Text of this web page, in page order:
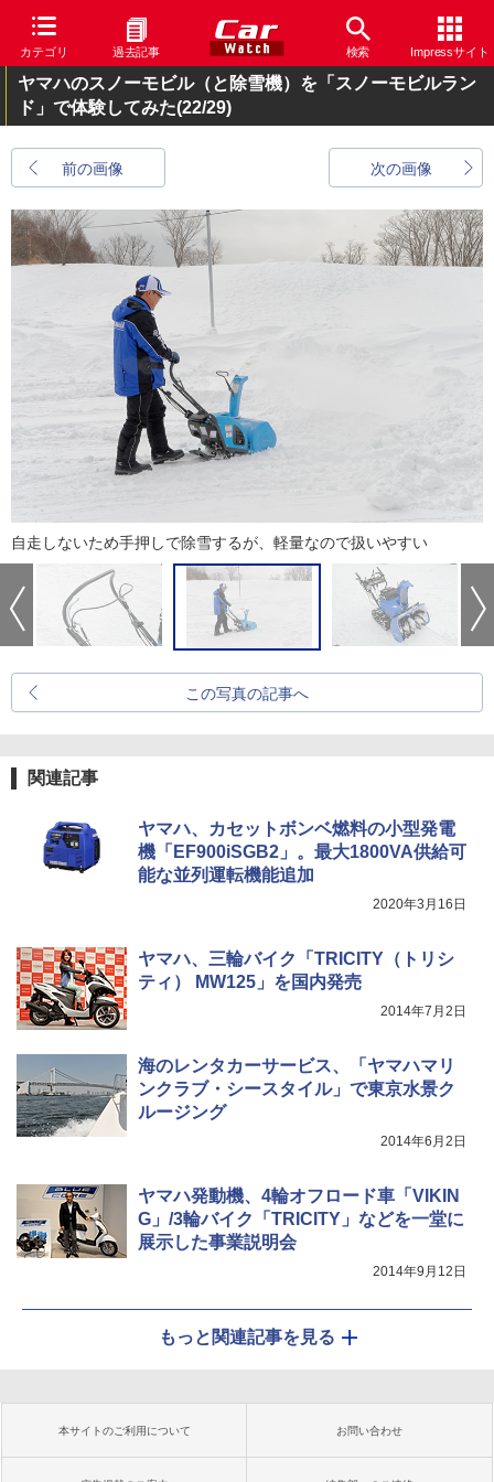
カテゴリ 過去記事 検索 Impressサイト
ヤマハのスノーモビル（と除雪機）を「スノーモビルラン
ド」で体験してみた(22/29)
前の画像 次の画像
自走しないため手押しで除雪するが、軽量なので扱いやすい
この写真の記事へ
関連記事
ヤマハ、カセットボンベ燃料の小型発電
機「EF900iSGB2」。最大1800VA供給可
能な並列運転機能追加
2020年3月16日
ヤマハ、三輪バイク「TRICITY（トリシ
ティ） MW125」を国内発売
2014年7月2日
海のレンタカーサービス、「ヤマハマリ
ンクラブ・シースタイル」で東京水景ク
ルージング
2014年6月2日
ヤマハ発動機、4輪オフロード車「VIKIN
G」/3輪バイク「TRICITY」などを一堂に
展示した事業説明会
2014年9月12日
もっと関連記事を見る
本サイトのご利用について お問い合わせ